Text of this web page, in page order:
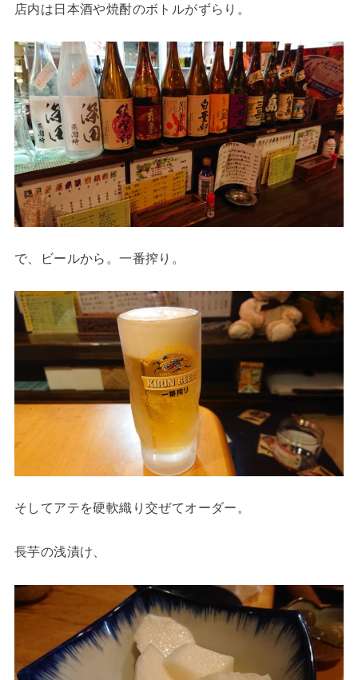
店内は日本酒や焼酎のボトルがずらり。
で、ビールから。一番搾り。
そしてアテを硬軟織り交ぜてオーダー。
長芋の浅漬け、